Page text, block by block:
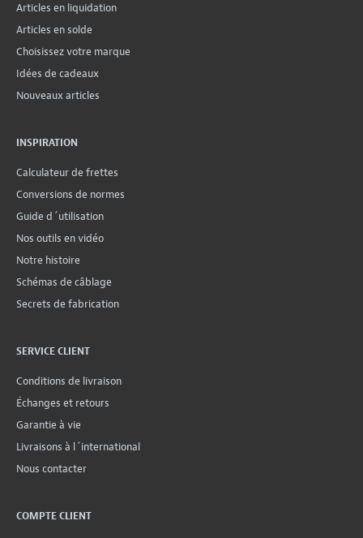
Articles en liquidation
Articles en solde
Choisissez votre marque
Idées de cadeaux
Nouveaux articles
INSPIRATION
Calculateur de frettes
Conversions de normes
Guide d´utilisation
Nos outils en vidéo
Notre histoire
Schémas de câblage
Secrets de fabrication
SERVICE CLIENT
Conditions de livraison
Échanges et retours
Garantie à vie
Livraisons à l´international
Nous contacter
COMPTE CLIENT